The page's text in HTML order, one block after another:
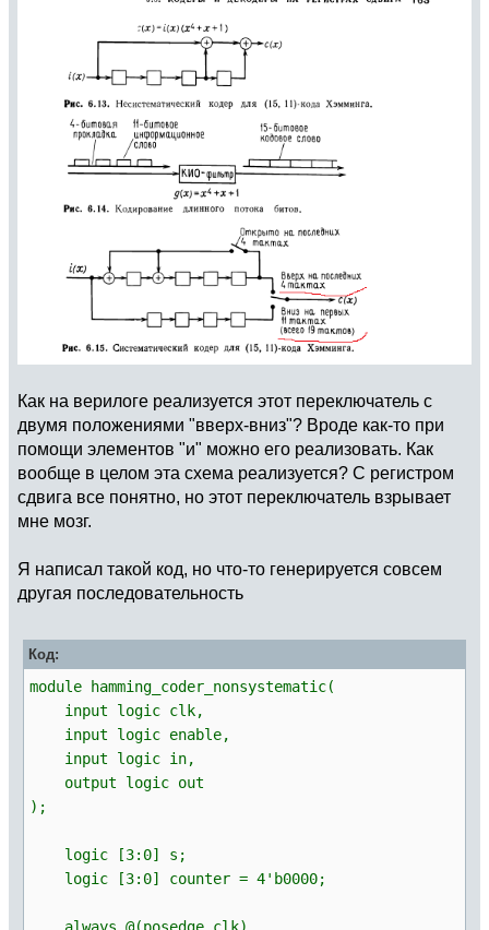
Как на верилоге реализуется этот переключатель с
двумя положениями "вверх-вниз"? Вроде как-то при
помощи элементов "и" можно его реализовать. Как
вообще в целом эта схема реализуется? С регистром
сдвига все понятно, но этот переключатель взрывает
мне мозг.
Я написал такой код, но что-то генерируется совсем
другая последовательность
Код:
module hamming_coder_nonsystematic(
input logic clk,
input logic enable,
input logic in,
output logic out
);
logic [3:0] s;
logic [3:0] counter = 4'b0000;